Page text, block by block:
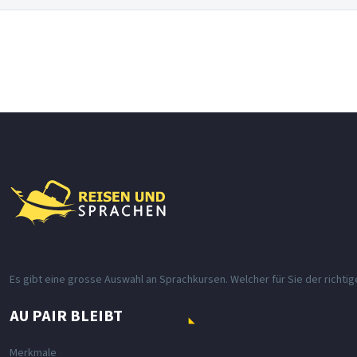
Es gibt eine grosse Auswahl an Sprachkursen. Welcher für Sie der
AU PAIR BLEIBT
Merkmale